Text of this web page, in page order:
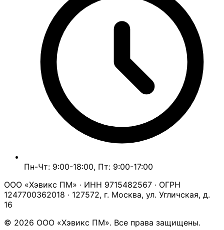
Пн-Чт: 9:00-18:00, Пт: 9:00-17:00
ООО «Хэвикс ПМ» · ИНН 9715482567 · ОГРН
1247700362018 · 127572, г. Москва, ул. Угличская, д.
16
© 2026 ООО «Хэвикс ПМ». Все права защищены.